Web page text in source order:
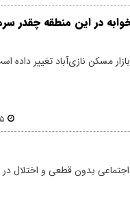
قیمت خرید مسکن در نازی‌آباد/ خرید آپارتمان ۲ خوابه در این
مسکن نازی‌آباد تغییر داده
اجتماعی بدون قطعی و